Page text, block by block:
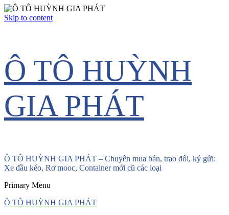
Skip to content
Ô TÔ HUỲNH
GIA PHÁT
Ô TÔ HUỲNH GIA PHÁT – Chuyên mua bán, trao đổi, ký gửi:
Xe đầu kéo, Rơ mooc, Container mới cũ các loại
Primary Menu
Ô TÔ HUỲNH GIA PHÁT